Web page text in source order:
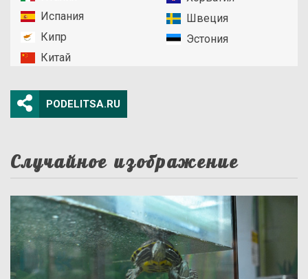
Испания
Кипр
Китай
Швеция
Эстония
PODELITSA.RU
Случайное изображение